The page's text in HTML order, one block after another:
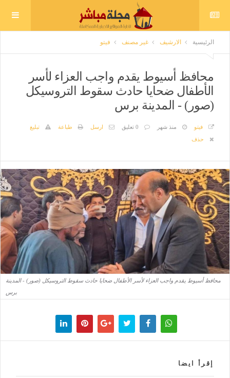
الرئيسية الارشيف غير مصنف فيتو
محافظ أسيوط يقدم واجب العزاء لأسر
الأطفال ضحايا حادث سقوط التروسيكل
(صور) - المدينة برس
فيتو منذ شهر 0 تعليق ارسل طباعة
تبليغ
حذف
محافظ أسيوط يقدم واجب العزاء لأسر الأطفال ضحايا حادث سقوط التروسيكل (صور) - المدينة
برس
إقرأ ايضا